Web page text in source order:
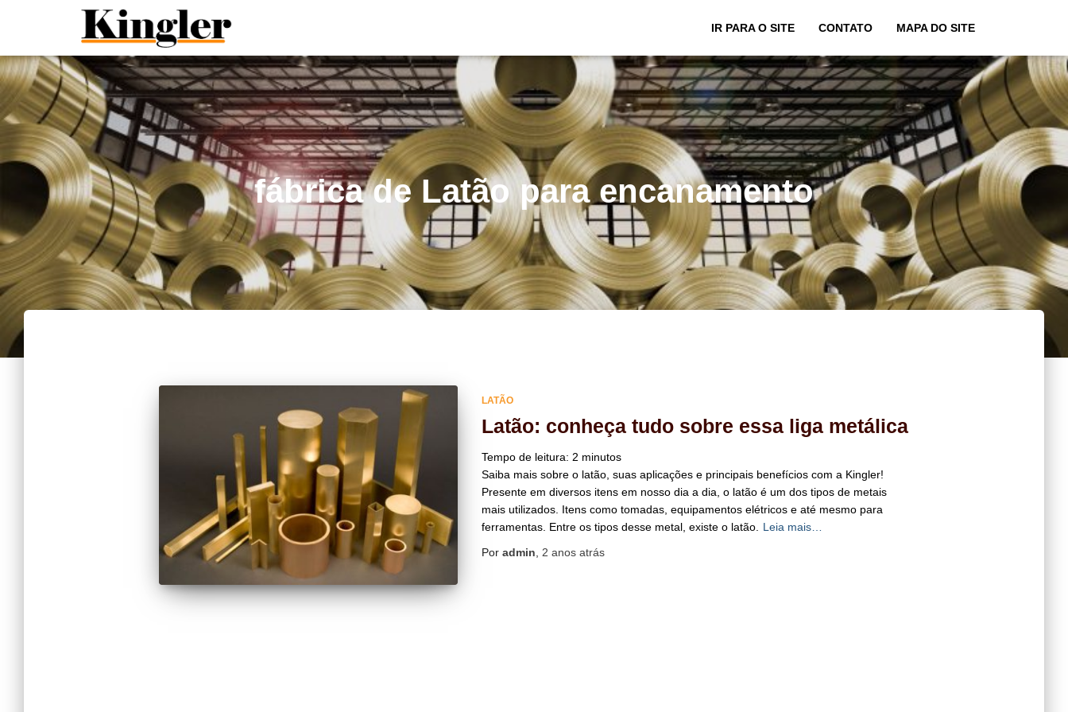
IR PARA O SITE
CONTATO MAPA DO SITE
fábrica de Latão para encanamento
LATÃO
Latão: conheça tudo sobre essa liga metálica
Tempo de leitura: 2 minutos
Saiba mais sobre o latão, suas aplicações e principais benefícios com a Kingler!
Presente em diversos itens em nosso dia a dia, o latão é um dos tipos de metais
mais utilizados. Itens como tomadas, equipamentos elétricos e até mesmo para
ferramentas. Entre os tipos desse metal, existe o latão.
Leia mais…
Por admin 2 anosatrás